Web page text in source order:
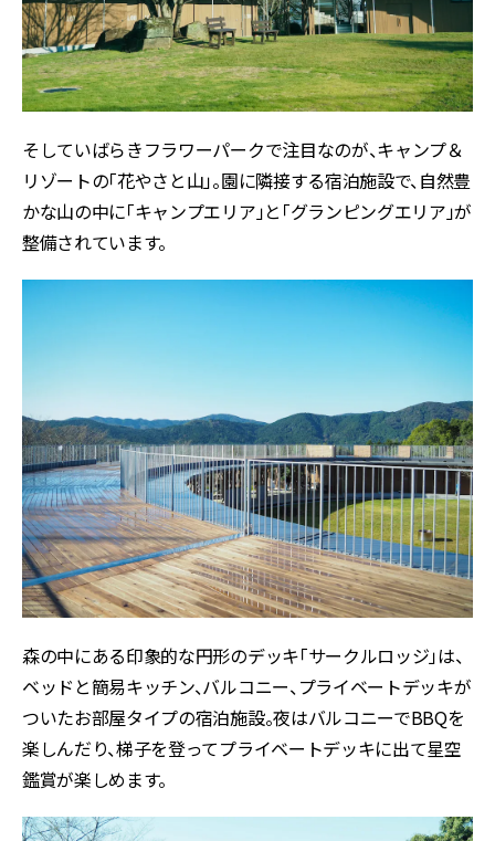
そしていばらきフラワーパークで注目なのが、キャンプ＆
リゾートの「花やさと山」。園に隣接する宿泊施設で、自然豊
かな山の中に「キャンプエリア」と「グランピングエリア」が
整備されています。
森の中にある印象的な円形のデッキ「サークルロッジ」は、
ベッドと簡易キッチン、バルコニー、プライベートデッキが
ついたお部屋タイプの宿泊施設。夜はバルコニーでBBQを
楽しんだり、梯子を登ってプライベートデッキに出て星空
鑑賞が楽しめます。